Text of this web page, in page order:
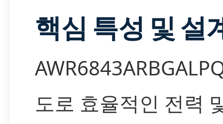
핵심 특성 및 설
도로 효율적인 전력